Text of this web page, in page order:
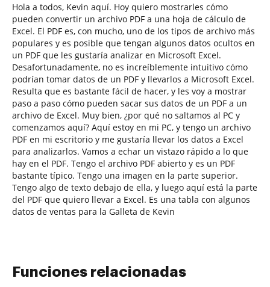
Hola a todos, Kevin aquí. Hoy quiero mostrarles cómo
pueden convertir un archivo PDF a una hoja de cálculo de
Excel. El PDF es, con mucho, uno de los tipos de archivo más
populares y es posible que tengan algunos datos ocultos en
un PDF que les gustaría analizar en Microsoft Excel.
Desafortunadamente, no es increíblemente intuitivo cómo
podrían tomar datos de un PDF y llevarlos a Microsoft Excel.
Resulta que es bastante fácil de hacer, y les voy a mostrar
paso a paso cómo pueden sacar sus datos de un PDF a un
archivo de Excel. Muy bien, ¿por qué no saltamos al PC y
comenzamos aquí? Aquí estoy en mi PC, y tengo un archivo
PDF en mi escritorio y me gustaría llevar los datos a Excel
para analizarlos. Vamos a echar un vistazo rápido a lo que
hay en el PDF. Tengo el archivo PDF abierto y es un PDF
bastante típico. Tengo una imagen en la parte superior.
Tengo algo de texto debajo de ella, y luego aquí está la parte
del PDF que quiero llevar a Excel. Es una tabla con algunos
datos de ventas para la Galleta de Kevin
Funciones relacionadas